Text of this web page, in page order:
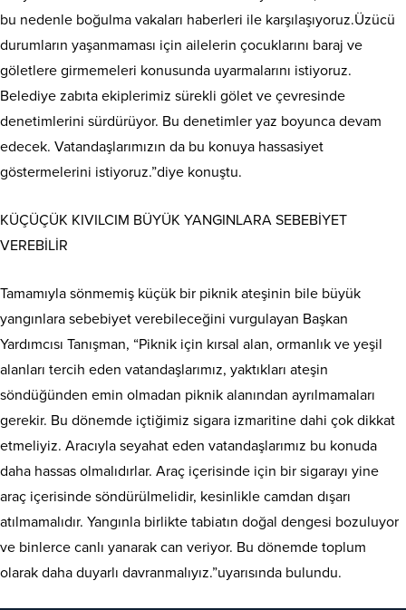
bu nedenle boğulma vakaları haberleri ile karşılaşıyoruz.Üzücü
durumların yaşanmaması için ailelerin çocuklarını baraj ve
göletlere girmemeleri konusunda uyarmalarını istiyoruz.
Belediye zabıta ekiplerimiz sürekli gölet ve çevresinde
denetimlerini sürdürüyor. Bu denetimler yaz boyunca devam
edecek. Vatandaşlarımızın da bu konuya hassasiyet
göstermelerini istiyoruz.”diye konuştu.
KÜÇÜÇÜK KIVILCIM BÜYÜK YANGINLARA SEBEBİYET
VEREBİLİR
Tamamıyla sönmemiş küçük bir piknik ateşinin bile büyük
yangınlara sebebiyet verebileceğini vurgulayan Başkan
Yardımcısı Tanışman, “Piknik için kırsal alan, ormanlık ve yeşil
alanları tercih eden vatandaşlarımız, yaktıkları ateşin
söndüğünden emin olmadan piknik alanından ayrılmamaları
gerekir. Bu dönemde içtiğimiz sigara izmaritine dahi çok dikkat
etmeliyiz. Aracıyla seyahat eden vatandaşlarımız bu konuda
daha hassas olmalıdırlar. Araç içerisinde için bir sigarayı yine
araç içerisinde söndürülmelidir, kesinlikle camdan dışarı
atılmamalıdır. Yangınla birlikte tabiatın doğal dengesi bozuluyor
ve binlerce canlı yanarak can veriyor. Bu dönemde toplum
olarak daha duyarlı davranmalıyız.”uyarısında bulundu.